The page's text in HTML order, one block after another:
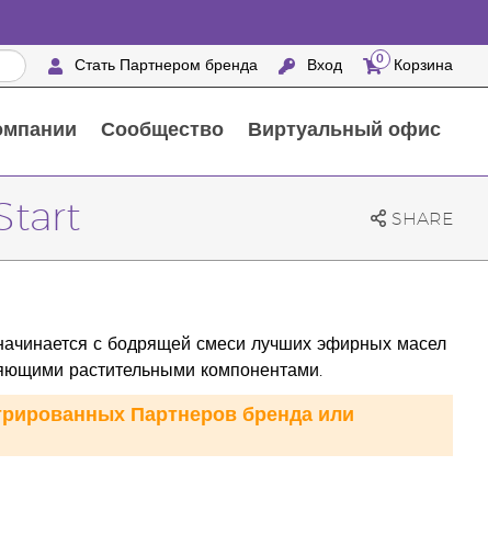
Стать Партнером бренда Вход 0 Корзина
Сообщество Виртуальный офис
SHARE
с бодрящей смеси лучших эфирных масел
растительными компонентами.
Партнеров бренда или